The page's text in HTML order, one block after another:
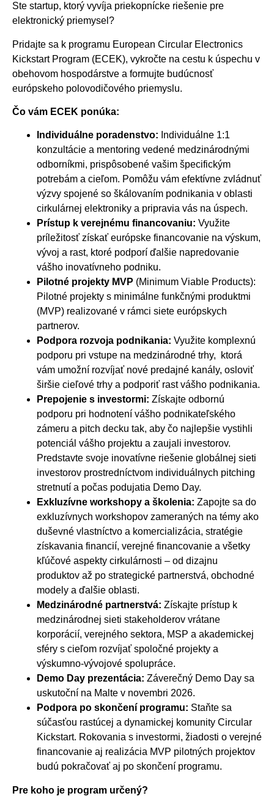
Ste startup, ktorý vyvíja priekopnícke riešenie pre
elektronický priemysel?
Pridajte sa k programu European Circular Electronics
Kickstart Program (ECEK), vykročte na cestu k úspechu v
obehovom hospodárstve a formujte budúcnosť
európskeho polovodičového priemyslu.
Čo vám ECEK ponúka:
Individuálne poradenstvo: Individuálne 1:1
konzultácie a mentoring vedené medzinárodnými
odborníkmi, prispôsobené vašim špecifickým
potrebám a cieľom. Pomôžu vám efektívne zvládnuť
výzvy spojené so škálovaním podnikania v oblasti
cirkulárnej elektroniky a pripravia vás na úspech.
Prístup k verejnému financovaniu: Využite
príležitosť získať európske financovanie na výskum,
vývoj a rast, ktoré podporí ďalšie napredovanie
vášho inovatívneho podniku.
Pilotné projekty MVP (Minimum Viable Products):
Pilotné projekty s minimálne funkčnými produktmi
(MVP) realizované v rámci siete európskych
partnerov.
Podpora rozvoja podnikania: Využite komplexnú
podporu pri vstupe na medzinárodné trhy, ktorá
vám umožní rozvíjať nové predajné kanály, osloviť
širšie cieľové trhy a podporiť rast vášho podnikania.
Prepojenie s investormi: Získajte odbornú
podporu pri hodnotení vášho podnikateľského
zámeru a pitch decku tak, aby čo najlepšie vystihli
potenciál vášho projektu a zaujali investorov.
Predstavte svoje inovatívne riešenie globálnej sieti
investorov prostredníctvom individuálnych pitching
stretnutí a počas podujatia Demo Day.
Exkluzívne workshopy a školenia: Zapojte sa do
exkluzívnych workshopov zameraných na témy ako
duševné vlastníctvo a komercializácia, stratégie
získavania financií, verejné financovanie a všetky
kľúčové aspekty cirkulárnosti – od dizajnu
produktov až po strategické partnerstvá, obchodné
modely a ďalšie oblasti.
Medzinárodné partnerstvá: Získajte prístup k
medzinárodnej sieti stakeholderov vrátane
korporácií, verejného sektora, MSP a akademickej
sféry s cieľom rozvíjať spoločné projekty a
výskumno-vývojové spolupráce.
Demo Day prezentácia: Záverečný Demo Day sa
uskutoční na Malte v novembri 2026.
Podpora po skončení programu: Staňte sa
súčasťou rastúcej a dynamickej komunity Circular
Kickstart. Rokovania s investormi, žiadosti o verejné
financovanie aj realizácia MVP pilotných projektov
budú pokračovať aj po skončení programu.
Pre koho je program určený?